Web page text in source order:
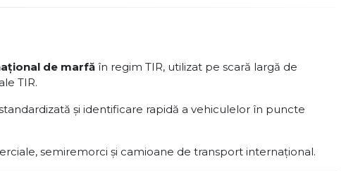
de marfă în regim TIR, utilizat pe scară largă de
TIR.
și identificare rapidă a vehiculelor în puncte
semiremorci și camioane de transport internațional.